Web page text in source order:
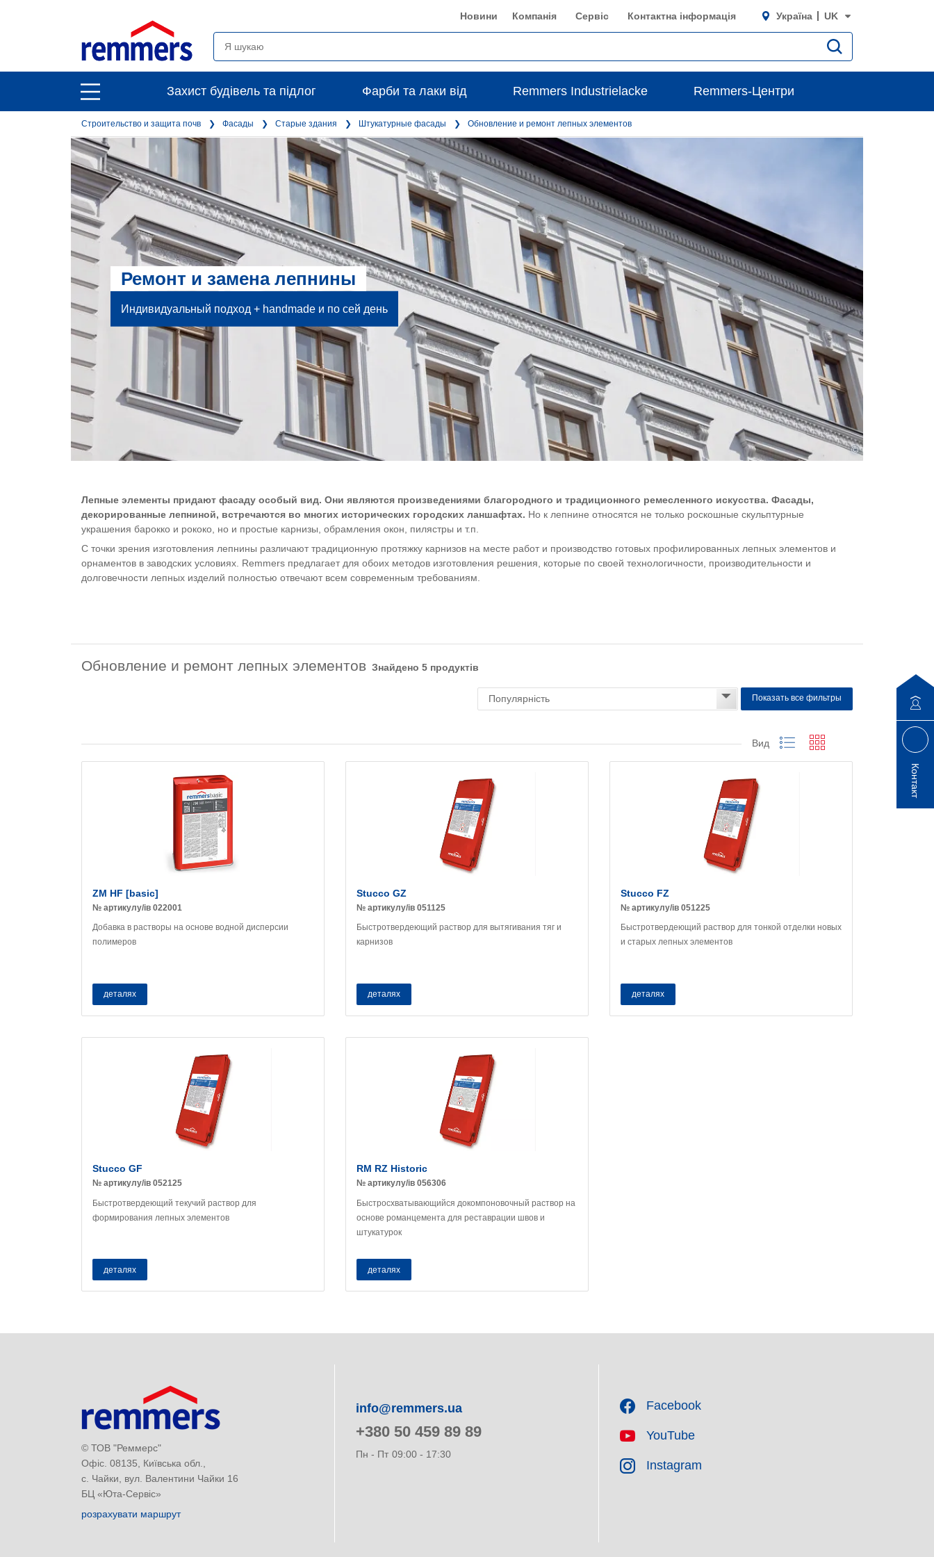
open
main
navigation
Новини Компанія Сервіс Контактна інформація Україна UK
open
main
navigation
Захист будівель та підлог Фарби та лаки від Remmers Industrielacke Remmers-Центри
Строительство и защита почв Фасады Старые здания Штукатурные фасады Обновление и ремонт лепных элементов
©
Ремонт и замена лепнины
Индивидуальный подход + handmade и по сей день
Лепные элементы придают фасаду особый вид. Они являются произведениями благородного и традиционного ремесленного искусства. Фасады,
декорированные лепниной, встречаются во многих исторических городских ланшафтах. Но к лепнине относятся не только роскошные скульптурные
украшения барокко и рококо, но и простые карнизы, обрамления окон, пилястры и т.п.
С точки зрения изготовления лепнины различают традиционную протяжку карнизов на месте работ и производство готовых профилированных лепных элементов и
орнаментов в заводских условиях. Remmers предлагает для обоих методов изготовления решения, которые по своей технологичности, производительности и
долговечности лепных изделий полностью отвечают всем современным требованиям.
Обновление и ремонт лепных элементов Знайдено 5 продуктів
Показать все фильтры
Вид
ZM HF [basic]
№ артикулу/ів 022001
Добавка в растворы на основе водной дисперсии
полимеров
деталях
Stucco GZ
№ артикулу/ів 051125
Быстротвердеющий раствор для вытягивания тяг и
карнизов
деталях
Stucco FZ
№ артикулу/ів 051225
Быстротвердеющий раствор для тонкой отделки новых
и старых лепных элементов
деталях
Stucco GF
№ артикулу/ів 052125
Быстротвердеющий текучий раствор для
формирования лепных элементов
деталях
RM RZ Historic
№ артикулу/ів 056306
Быстросхватывающийся докомпоновочный раствор на
основе романцемента для реставрации швов и
штукатурок
деталях
© ТОВ "Реммерс"
Офіс. 08135, Київська обл.,
с. Чайки, вул. Валентини Чайки 16
БЦ «Юта-Сервіс»
розрахувати маршрут
info@remmers.ua
+380 50 459 89 89
Пн - Пт 09:00 - 17:30
Facebook
YouTube
Instagram
Контакт